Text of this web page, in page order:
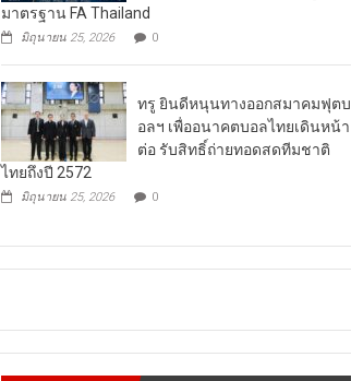
มาตรฐาน FA Thailand
มิถุนายน 25, 2026 0
ทรู ยินดีหนุนทางออกสมาคมฟุตบ
อลฯ เพื่ออนาคตบอลไทยเดินหน้า
ต่อ รับสิทธิ์ถ่ายทอดสดทีมชาติ
ไทยถึงปี 2572
มิถุนายน 25, 2026 0